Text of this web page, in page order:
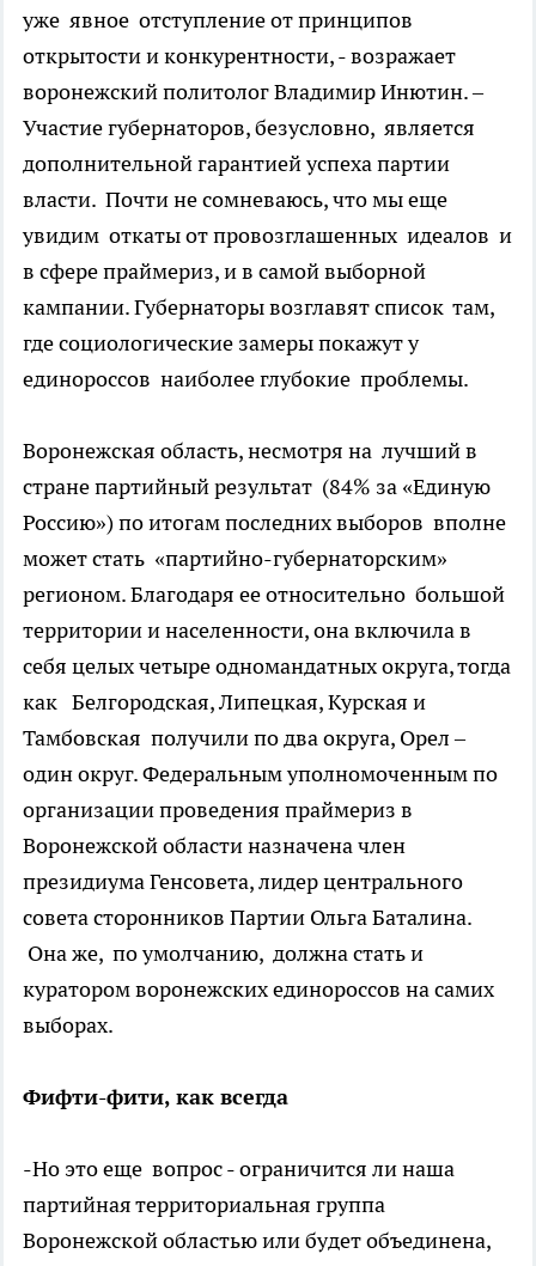
уже явное отступление от принципов
открытости и конкурентности, - возражает
воронежский политолог Владимир Инютин. –
Участие губернаторов, безусловно, является
дополнительной гарантией успеха партии
власти. Почти не сомневаюсь, что мы еще
увидим откаты от провозглашенных идеалов и
в сфере праймериз, и в самой выборной
кампании. Губернаторы возглавят список там,
где социологические замеры покажут у
единороссов наиболее глубокие проблемы.
Воронежская область, несмотря на лучший в
стране партийный результат (84% за «Единую
Россию») по итогам последних выборов вполне
может стать «партийно-губернаторским»
регионом. Благодаря ее относительно большой
территории и населенности, она включила в
себя целых четыре одномандатных округа, тогда
как Белгородская, Липецкая, Курская и
Тамбовская получили по два округа, Орел –
один округ.Федеральным уполномоченным по
организации проведения праймериз в
Воронежской области назначеначлен
президиума Генсовета, лидер центрального
совета сторонников Партии Ольга Баталина.
Она же, по умолчанию, должна стать и
куратором воронежских единороссов на самих
выборах.
Фифти-фити, как всегда
-Но это еще вопрос - ограничится ли наша
партийная территориальная группа
Воронежской областью или будет объединена,